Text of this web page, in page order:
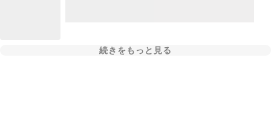
続きをもっと見る